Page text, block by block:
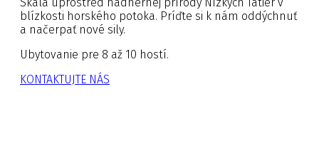
blízkosti horského potoka. Príďte si k nám oddýchnuť
a načerpať nové sily.
Ubytovanie pre 8 až 10 hostí.
KONTAKTUJTE NÁS